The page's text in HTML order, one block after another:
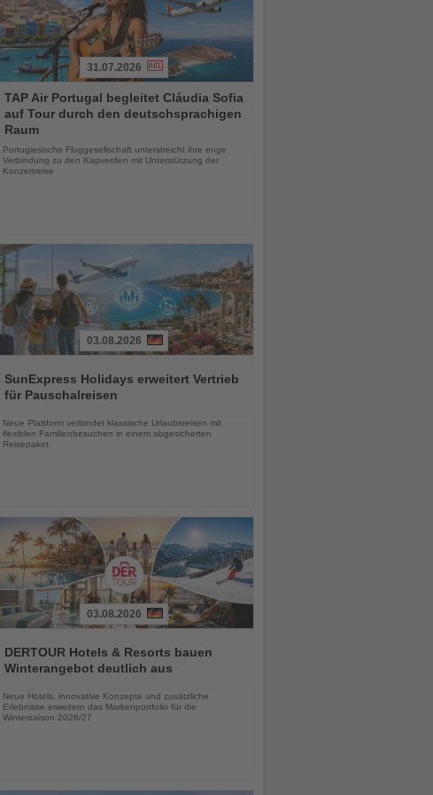
Sie
die
Nachrichten
31.07.2026
TAP Air Portugal begleitet Cláudia Sofia
auf Tour durch den deutschsprachigen
Raum
Portugiesische Fluggesellschaft unterstreicht ihre enge
Verbindung zu den Kapverden mit Unterstützung der
Konzertreise
Sie
die
03.08.2026
SunExpress Holidays erweitert Vertrieb
für Pauschalreisen
Neue Plattform verbindet klassische Urlaubsreisen mit
flexiblen Familienbesuchen in einem abgesicherten
Reisepaket
Sie
die
Nachrichten
03.08.2026
DERTOUR Hotels & Resorts bauen
Winterangebot deutlich aus
Neue Hotels, innovative Konzepte und zusätzliche
Erlebnisse erweitern das Markenportfolio für die
Wintersaison 2026/27